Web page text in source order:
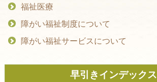
福祉医療
障がい福祉制度について
障がい福祉サービスについて
早引きインデックス